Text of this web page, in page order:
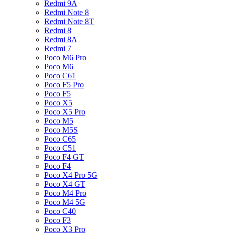
Redmi 9A
Redmi Note 8
Redmi Note 8T
Redmi 8
Redmi 8A
Redmi 7
Poco M6 Pro
Poco M6
Poco C61
Poco F5 Pro
Poco F5
Poco X5
Poco X5 Pro
Poco M5
Poco M5S
Poco C65
Poco C51
Poco F4 GT
Poco F4
Poco X4 Pro 5G
Poco X4 GT
Poco M4 Pro
Poco M4 5G
Poco C40
Poco F3
Poco X3 Pro